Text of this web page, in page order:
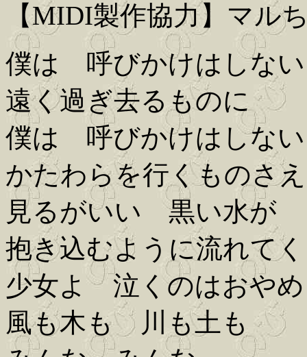
【MIDI製作協力】マル
僕は 呼びかけはしない
遠く過ぎ去るものに
僕は 呼びかけはしない
かたわらを行くものさえ
見るがいい 黒い水が
抱き込むように流れてく
少女よ 泣くのはおやめ
風も木も 川も土も